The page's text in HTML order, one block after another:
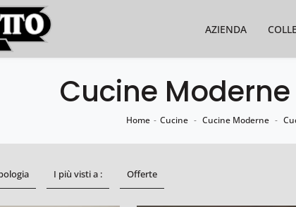
AZIENDA
Cucine
Home - Cucine - Cucine Moderne -
I più visti a : Offerte